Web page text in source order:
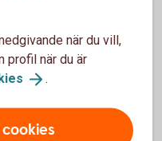
när du vill,
profil när du är
.